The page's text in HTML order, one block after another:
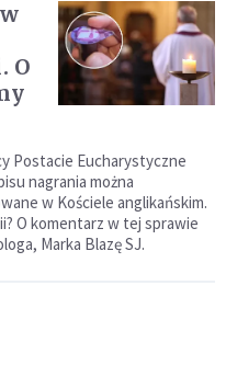
O
Postacie Eucharystyczne
nagrania można
w Kościele anglikańskim.
O komentarz w tej sprawie
Marka Blazę SJ.